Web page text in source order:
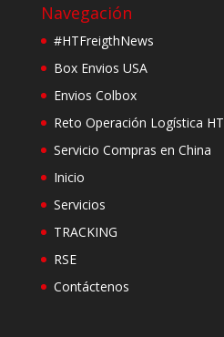
Navegación
#HTFreigthNews
Box Envios USA
Envios Colbox
Reto Operación Logística HT
Servicio Compras en China
Inicio
Servicios
TRACKING
RSE
Contáctenos